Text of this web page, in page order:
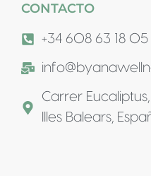
CONTACTO
+34 608 63 18 05
Carrer
Illes Balears,